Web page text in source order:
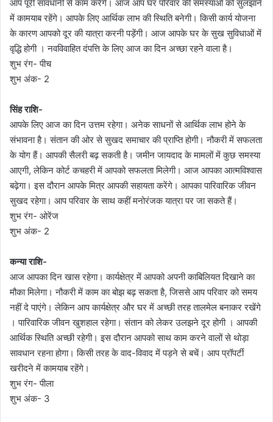
आप पूरी सावधानी से काम करेंगे। आज आप घर परिवार की समस्याओं को सुलझाने
में कामयाब रहेंगे। आपके लिए आर्थिक लाभ की स्थिति बनेगी। किसी कार्य योजना
के कारण आपको दूर की यात्रा करनी पड़ेंगी। आज आपके घर के सुख सुविधाओं में
वृद्धि होगी । नवविवाहित दंपत्ति के लिए आज का दिन अच्छा रहने वाला है।
शुभ रंग- पीच
शुभ अंक- 2
सिंह राशि-
आपके लिए आज का दिन उत्तम रहेगा। अनेक साधनों से आर्थिक लाभ होने के
संभावना है। संतान की ओर से सुखद समाचार की प्राप्ति होगी। नौकरी में सफलता
के योग हैं। आपकी सैलरी बढ़ सकती है। जमीन जायदाद के मामलों में कुछ समस्या
आएगी, लेकिन कोर्ट कचहरी में आपको सफलता मिलेगी। आज आपका आत्मविश्वास
बढ़ेगा। इस दौरान आपके मित्र आपकी सहायता करेंगे। आपका पारिवारिक जीवन
सुखद रहेगा। आप परिवार के साथ कहीं मनोरंजक यात्रा पर जा सकते हैं।
शुभ रंग- ओरेंज
शुभ अंक- 2
कन्या राशि-
आज आपका दिन खास रहेगा। कार्यक्षेत्र में आपको अपनी काबिलियत दिखाने का
मौका मिलेगा। नौकरी में काम का बोझ बढ़ सकता है, जिससे आप परिवार को समय
नहीं दे पाएंगे। लेकिन आप कार्यक्षेत्र और घर में अच्छी तरह तालमेल बनाकर रखेंगे
। पारिवारिक जीवन खुशहाल रहेगा। संतान को लेकर उलझने दूर होगी । आपकी
आर्थिक स्थिति अच्छी रहेगी। इस दौरान आपको साथ काम करने वालों से थोड़ा
सावधान रहना होगा। किसी तरह के वाद-विवाद में पड़ने से बचें। आप प्रॉपर्टी
खरीदने में कामयाब रहेंगे।
शुभ रंग- पीला
शुभ अंक- 3